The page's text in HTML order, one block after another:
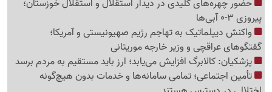
حضور چهره‌های کلیدی در دیدار استقلال و استقلال خوزستان؛
پیروزی 3-0 آبی‌ها
واکنش دیپلماتیک به تهاجم رژیم صهیونیستی و آمریکا؛
گفتگوهای عراقچی و وزیر خارجه موریتانی
پزشکیان: کالابرگ افزایش می‌یابد؛ ارز باید مستقیم به مردم برسد
تأمین اجتماعی؛ تمامی سامانه‌ها و خدمات بدون هیچ‌گونه